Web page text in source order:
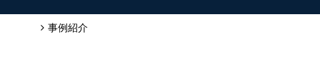
事例紹介